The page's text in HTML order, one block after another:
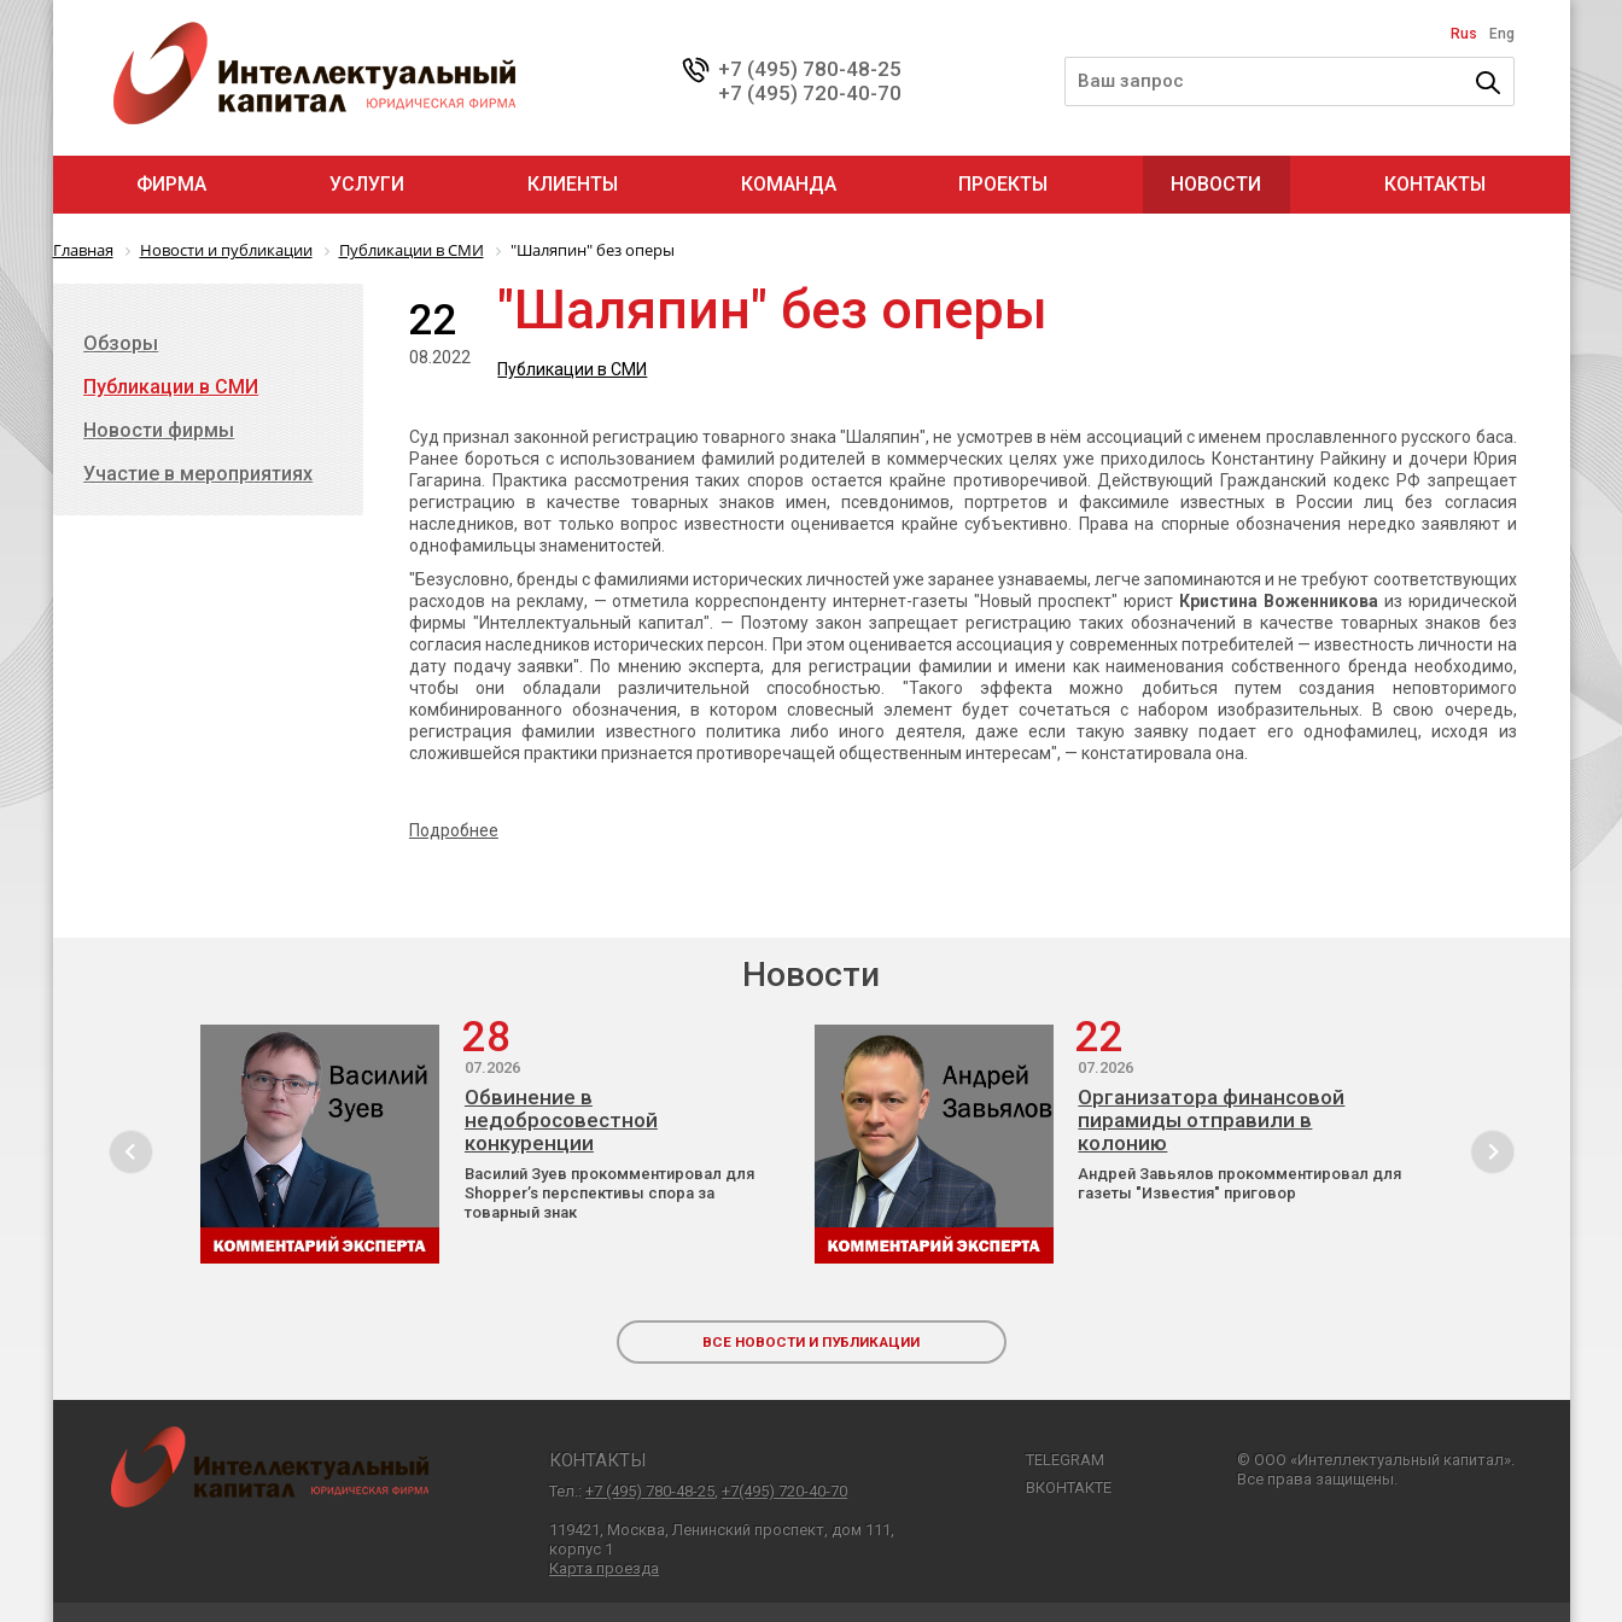
+7 (495) 780-48-25
+7 (495) 720-40-70
Rus Eng
ФИРМА УСЛУГИ КЛИЕНТЫ КОМАНДА ПРОЕКТЫ НОВОСТИ КОНТАКТЫ
Главная Новости и публикации Публикации в СМИ "Шаляпин" без оперы
22
08.2022
"Шаляпин" без оперы
Публикации в СМИ
Суд признал законной регистрацию товарного знака "Шаляпин", не усмотрев в нём ассоциаций с именем прославленного русского баса.
Ранее бороться с использованием фамилий родителей в коммерческих целях уже приходилось Константину Райкину и дочери Юрия
Гагарина. Практика рассмотрения таких споров остается крайне противоречивой. Действующий Гражданский кодекс РФ запрещает
регистрацию в качестве товарных знаков имен, псевдонимов, портретов и факсимиле известных в России лиц без согласия
наследников, вот только вопрос известности оценивается крайне субъективно. Права на спорные обозначения нередко заявляют и
однофамильцы знаменитостей.
"Безусловно, бренды с фамилиями исторических личностей уже заранее узнаваемы, легче запоминаются и не требуют соответствующих
расходов на рекламу, — отметила корреспонденту интернет-газеты "Новый проспект" юрист Кристина Воженникова из юридической
фирмы "Интеллектуальный капитал". — Поэтому закон запрещает регистрацию таких обозначений в качестве товарных знаков без
согласия наследников исторических персон. При этом оценивается ассоциация у современных потребителей — известность личности на
дату подачу заявки". По мнению эксперта, для регистрации фамилии и имени как наименования собственного бренда необходимо,
чтобы они обладали различительной способностью. "Такого эффекта можно добиться путем создания неповторимого
комбинированного обозначения, в котором словесный элемент будет сочетаться с набором изобразительных. В свою очередь,
регистрация фамилии известного политика либо иного деятеля, даже если такую заявку подает его однофамилец, исходя из
сложившейся практики признается противоречащей общественным интересам", — констатировала она.
Подробнее
Обзоры
Публикации в СМИ
Новости фирмы
Участие в мероприятиях
Новости
28
07.2026
Обвинение в
недобросовестной
конкуренции
Василий Зуев прокомментировал для
Shopper’s перспективы спора за
товарный знак
22
07.2026
Организатора финансовой
пирамиды отправили в
колонию
Андрей Завьялов прокомментировал для
газеты "Известия" приговор
ВСЕ НОВОСТИ И ПУБЛИКАЦИИ
КОНТАКТЫ
Тел.:+7 (495) 780-48-25 ,+7(495) 720-40-70
119421, Москва, Ленинский проспект, дом 111,
корпус 1
Карта проезда
TELEGRAM
ВКОНТАКТЕ
© ООО «Интеллектуальный капитал».
Все права защищены.